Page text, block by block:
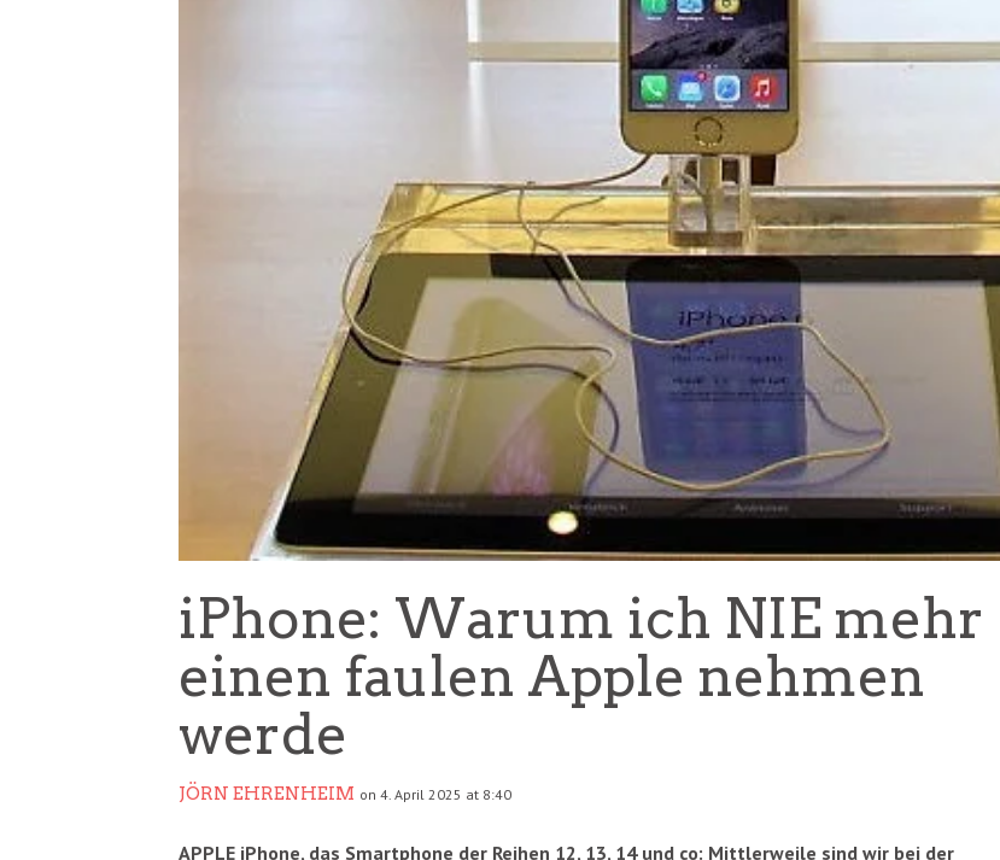
iPhone: Warum ich NIE mehr
einen faulen Apple nehmen
werde
JÖRN EHRENHEIM on 4. April 2025 at 8:40
APPLE iPhone, das Smartphone der Reihen 12, 13, 14 und co: Mittlerweile sind wir bei der